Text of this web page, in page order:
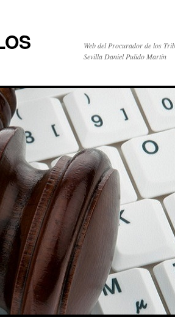
Web del Procurador de los
Sevilla Daniel Pulido Martín